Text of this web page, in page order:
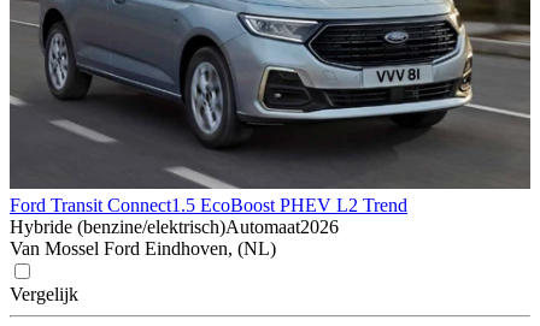
Ford Transit Connect1.5 EcoBoost PHEV L2 Trend
Hybride (benzine/elektrisch)Automaat2026
Van Mossel Ford Eindhoven, (NL)
Vergelijk